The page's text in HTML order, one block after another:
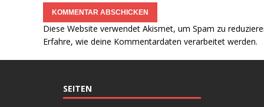
Diese Website verwendet Akismet, um Spam zu
Erfahre, wie deine Kommentardaten verarbeitet werden.
SEITEN